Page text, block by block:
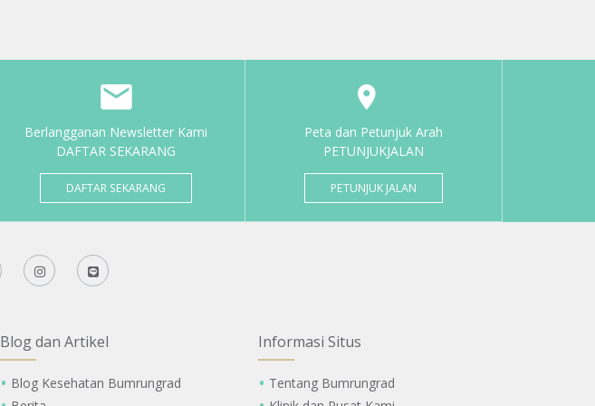
Berlangganan Newsletter Kami
DAFTAR SEKARANG
DAFTAR SEKARANG
Peta dan Petunjuk Arah
PETUNJUKJALAN
PETUNJUK JALAN
Blog dan Artikel
Blog Kesehatan Bumrungrad
Informasi Situs
Tentang Bumrungrad